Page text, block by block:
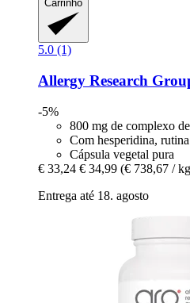
Carrinho
5.0 (1)
Allergy Research
-5%
800 mg de complexo
Com hesperidina,
Cápsula vegetal pura
€ 33,24 € 34,99 (€ 738,67 /
Entrega até 18. agosto